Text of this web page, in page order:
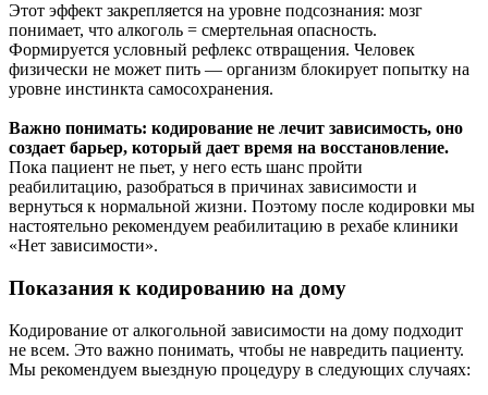
Этот эффект закрепляется на уровне подсознания: мозг
понимает, что алкоголь = смертельная опасность.
Формируется условный рефлекс отвращения. Человек
физически не может пить — организм блокирует попытку на
уровне инстинкта самосохранения.
Важно понимать: кодирование не лечит зависимость, оно
создает барьер, который дает время на восстановление.
Пока пациент не пьет, у него есть шанс пройти
реабилитацию, разобраться в причинах зависимости и
вернуться к нормальной жизни. Поэтому после кодировки мы
настоятельно рекомендуем реабилитацию в рехабе клиники
«Нет зависимости».
Показания к кодированию на дому
Кодирование от алкогольной зависимости на дому подходит
не всем. Это важно понимать, чтобы не навредить пациенту.
Мы рекомендуем выездную процедуру в следующих случаях: